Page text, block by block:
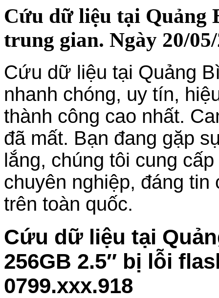
Cứu dữ liệu tại Quảng
trung gian. Ngày 20/
Cứu dữ liệu tại Quảng
nhanh chóng, uy tín,
thành công cao nhất.
đã mất. Bạn đang gặp
lắng, chúng tôi cung
chuyên nghiệp, đáng tin
trên toàn quốc.
Cứu dữ liệu tại
256GB 2.5″ bị lỗi
0799.xxx.918